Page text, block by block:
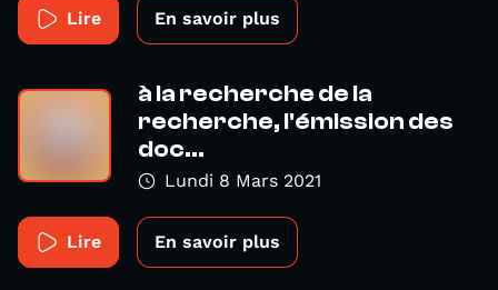
Lire En savoir plus
à la recherche de la
recherche, l'émission des
doc...
Lundi 8 Mars 2021
Lire En savoir plus